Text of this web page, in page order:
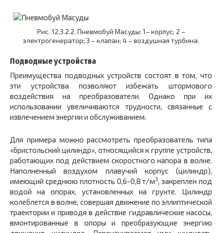
Рис. 12.3.2.2. Пневмобуй Масуды: 1– корпус; 2 –
электрогенератор; 3 – клапан; 4 – воздушная турбина.
Подводные устройства
Преимущества подводных устройств состоят в том, что
эти устройства позволяют избежать штормового
воздействия на преобразователи. Однако при их
использовании увеличиваются трудности, связанные с
извлечением энергии и обслуживанием.
Для примера можно рассмотреть преобразователь типа
«бристольский цилиндр», относящийся к группе устройств,
работающих под действием скоростного напора в волне.
Наполненный воздухом плавучий корпус (цилиндр),
имеющий среднюю плотность 0,6-0,8 т/м3
, закреплен под
водой на опорах, установленных на грунте. Цилиндр
колеблется в волне, совершая движение по эллиптической
траектории и приводя в действие гидравлические насосы,
вмонтированные в опоры и преобразующие энергию